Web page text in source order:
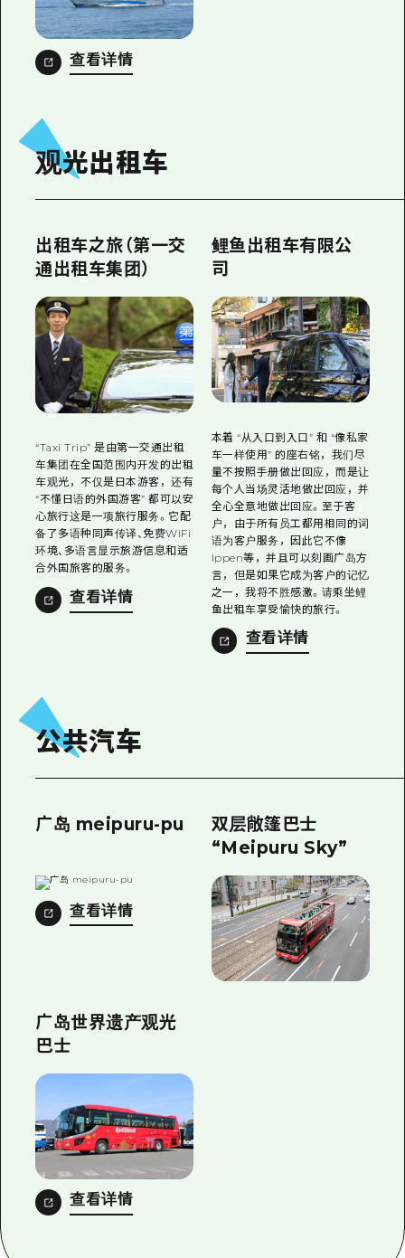
查看详情
观光出租车
出租车之旅（第一交
通出租车集团）
“Taxi Trip” 是由第一交通出租
车集团在全国范围内开发的出租
车观光，不仅是日本游客，还有
“不懂日语的外国游客” 都可以安
心旅行这是一项旅行服务。它配
备了多语种同声传译、免费WiFi
环境、多语言显示旅游信息和适
合外国旅客的服务。
查看详情
鲤鱼出租车有限公
司
本着 “从入口到入口” 和 “像私家
车一样使用” 的座右铭，我们尽
量不按照手册做出回应，而是让
每个人当场灵活地做出回应，并
全心全意地做出回应。至于客
户，由于所有员工都用相同的词
语为客户服务，因此它不像
Ippen等，并且可以刻画广岛方
言，但是如果它成为客户的记忆
之一，我将不胜感激。请乘坐鲤
鱼出租车享受愉快的旅行。
查看详情
公共汽车
广岛 meipuru-pu
查看详情
双层敞篷巴士
“Meipuru Sky”
广岛世界遗产观光
巴士
查看详情